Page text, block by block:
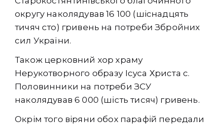
округу наколядував 16 100 (шіснадцять
тичяч сто) гривень на потреби Збройних
сил України.
Також церковний хор храму
Нерукотворного образу Ісуса Христа с.
Половинники на потреби ЗСУ
наколядував 6 000 (шість тисяч) гривень.
Окрім того віряни обох парафій передали